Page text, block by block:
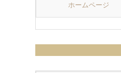
ホームページ